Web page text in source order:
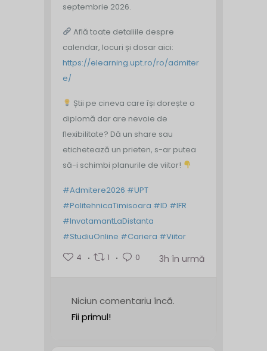
septembrie 2026.
Află toate detaliile despre
calendar, locuri și dosar aici:
https://elearning.upt.ro/ro/admiter
e/
Știi pe cineva care își dorește o
diplomă dar are nevoie de
flexibilitate? Dă un share sau
etichetează un prieten, s-ar putea
să-i schimbi planurile de viitor!
#Admitere2026 #UPT
#PolitehnicaTimisoara #ID #IFR
#InvatamantLaDistanta
#StudiuOnline #Cariera #Viitor
4
1 0 3h în urmă
Niciun comentariu încă.
Fii primul!